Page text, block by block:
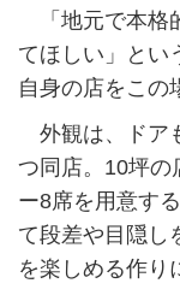
「地元で本格
てほしい」とい
自身の店をこの
外観は、ドア
つ同店。10坪の
ー8席を用意す
て段差や目隠し
を楽しめる作り